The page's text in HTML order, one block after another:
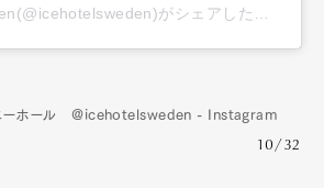
ーホール @icehotelsweden - Instagram
10/32